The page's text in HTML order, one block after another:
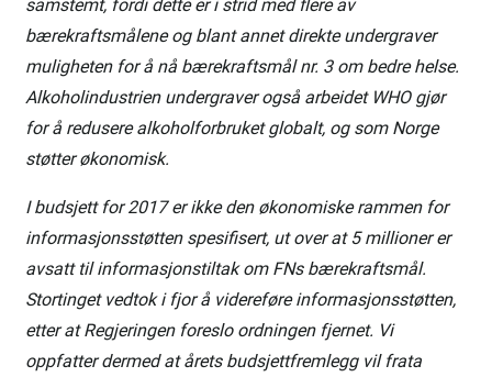
bærekraftsmålene og blant annet direkte undergraver
muligheten for å nå bærekraftsmål nr. 3 om bedre helse.
Alkoholindustrien undergraver også arbeidet WHO gjør
for å redusere alkoholforbruket globalt, og som Norge
støtter økonomisk.
I budsjett for 2017 er ikke den økonomiske rammen for
informasjonsstøtten spesifisert, ut over at 5 millioner er
avsatt til informasjonstiltak om FNs bærekraftsmål.
Stortinget vedtok i fjor å videreføre informasjonsstøtten,
etter at Regjeringen foreslo ordningen fjernet. Vi
oppfatter dermed at årets budsjettfremlegg vil frata